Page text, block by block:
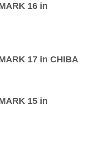
16 in
17 in CHIBA
15 in